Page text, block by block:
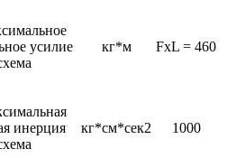
кг*м FxL = 460
кг*см*сек2 1000